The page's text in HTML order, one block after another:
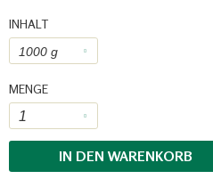
INHALT
MENGE
IN DEN WARENKORB